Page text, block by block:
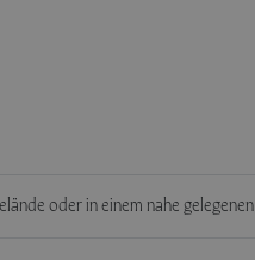
oder in einem nahe